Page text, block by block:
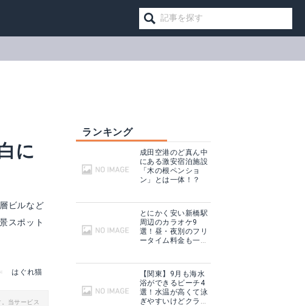
に
ビルなど
スポット
はぐれ猫
当サービス
ランキング
成田空港のど真ん中
にある激安宿泊施設
「木の根ペンショ
ン」とは一体！？
とにかく安い新橋駅
周辺のカラオケ9
選！昼・夜別のフリ
ータイム料金も一挙
【関東】9月も海水
浴ができるビーチ4
選！水温が高くて泳
ぎやすいけどクラゲ